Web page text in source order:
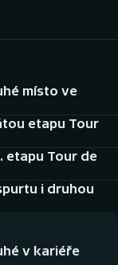
místo ve
etapu Tour
etapu Tour de
i druhou
v kariéře